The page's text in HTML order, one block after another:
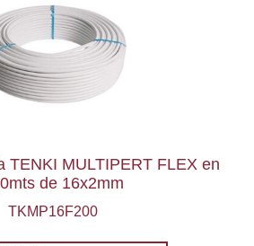
TENKI MULTIPERT FLEX en
de 16x2mm
TKMP16F200